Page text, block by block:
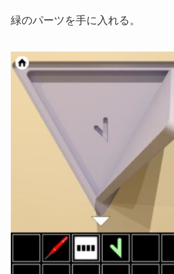
緑のパーツを手に入れる。